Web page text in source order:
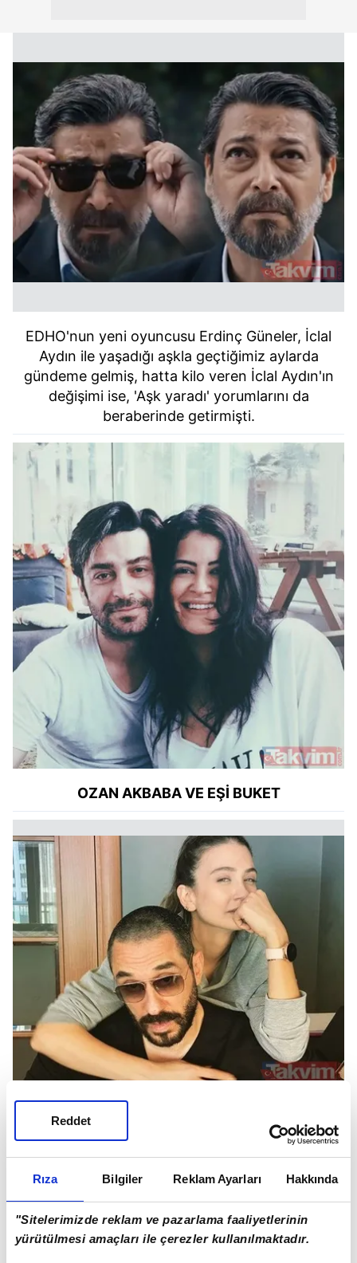
Rıza Bilgiler Reklam Ayarları Hakkında
"Sitelerimizde reklam ve pazarlama faaliyetlerinin
yürütülmesi amaçları ile çerezler kullanılmaktadır.
Reddet
EDHO'nun yeni oyuncusu Erdinç Güneler, İclal
Aydın ile yaşadığı aşkla geçtiğimiz aylarda
gündeme gelmiş, hatta kilo veren İclal Aydın'ın
değişimi ise, 'Aşk yaradı' yorumlarını da
beraberinde getirmişti.
OZAN AKBABA VE EŞİ BUKET
EMİR BENDERLİOĞLU VE CEREN ŞEKERCİ